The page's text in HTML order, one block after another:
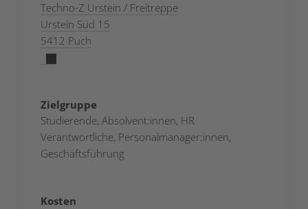
Techno-Z Urstein / Freitreppe
Urstein Süd 15
5412 Puch
Zielgruppe
Studierende, Absolvent:innen, HR
Verantwortliche, Personalmanager:innen,
Geschäftsführung
Kosten